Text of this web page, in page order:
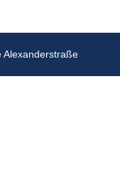
Alexanderstraße